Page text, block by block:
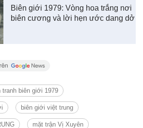
Biên giới 1979: Vòng hoa trắng nơi
biên cương và lời hẹn ước dang dở
tranh biên giới 1979
biên giới việt trung
mặt trận Vị Xuyên